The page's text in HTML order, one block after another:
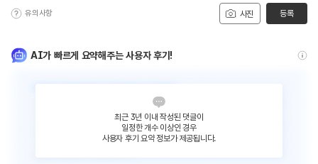
사진
유의사항 등록
AI가 빠르게 요약해주는 사용자 후기!
최근 3년 이내 작성된 댓글이
일정한 개수 이상인 경우
사용자 후기 요약 정보가 제공됩니다.